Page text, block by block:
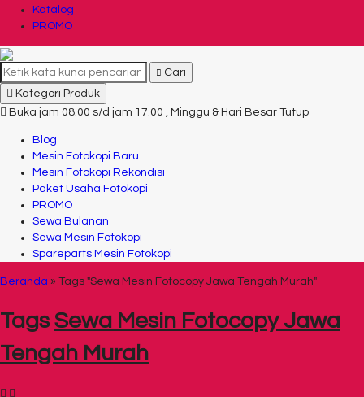
Katalog
PROMO
Cari
Kategori Produk
Buka jam 08.00 s/d jam 17.00 , Minggu & Hari Besar Tutup
Blog
Mesin Fotokopi Baru
Mesin Fotokopi Rekondisi
Paket Usaha Fotokopi
PROMO
Sewa Bulanan
Sewa Mesin Fotokopi
Spareparts Mesin Fotokopi
Beranda » Tags "Sewa Mesin Fotocopy Jawa Tengah Murah"
TagsSewa Mesin Fotocopy Jawa
Tengah Murah